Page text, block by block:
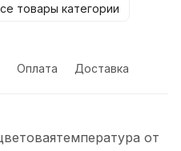
товары категории
Оплата Доставка
от